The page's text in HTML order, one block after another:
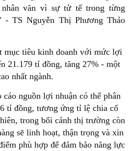
văn vì sự tử tế trong từng
- TS Nguyễn Thị Phương Thảo
mục tiêu kinh doanh với mức lợi
21.179 tỉ đồng, tăng 27% - một
nhất ngành.
nguồn lợi nhuận có thể phân
tỉ đồng, tương ứng tỉ lệ chia cổ
trong bối cảnh thị trường còn
sẽ linh hoạt, thận trọng và xin
phù hợp để đảm bảo năng lực